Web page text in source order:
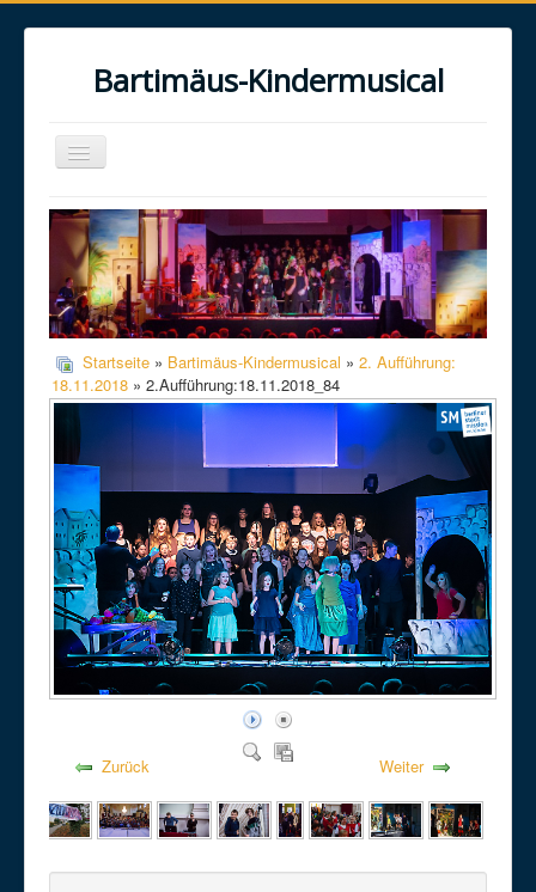
Bartimäus-Kindermusical
Toggle
Navigation
Home
Über uns
Das Musical
Das Projekt
Galerie
Kontakt
Startseite » Bartimäus-Kindermusical » 2. Aufführung:
18.11.2018 » 2.Aufführung:18.11.2018_84
Zurück Weiter